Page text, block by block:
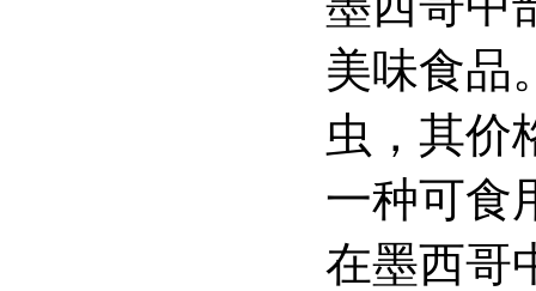
美味食品
虫，其价
一种可食
在墨西哥